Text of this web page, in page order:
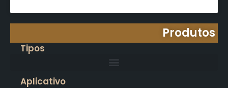
Produtos
Tipos
Aplicativo